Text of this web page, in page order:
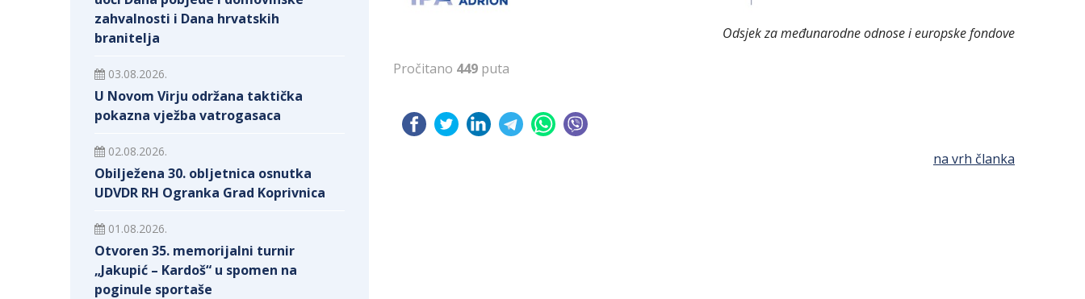
zahvalnosti i Dana hrvatskih
branitelja
03.08.2026.
U Novom Virju održana taktička
pokazna vježba vatrogasaca
02.08.2026.
Obilježena 30. obljetnica osnutka
UDVDR RH Ogranka Grad Koprivnica
01.08.2026.
Otvoren 35. memorijalni turnir
„Jakupić – Kardoš“ u spomen na
poginule sportaše
Odsjek za međunarodne odnose i europske fondove
Pročitano 449 puta
na vrh članka